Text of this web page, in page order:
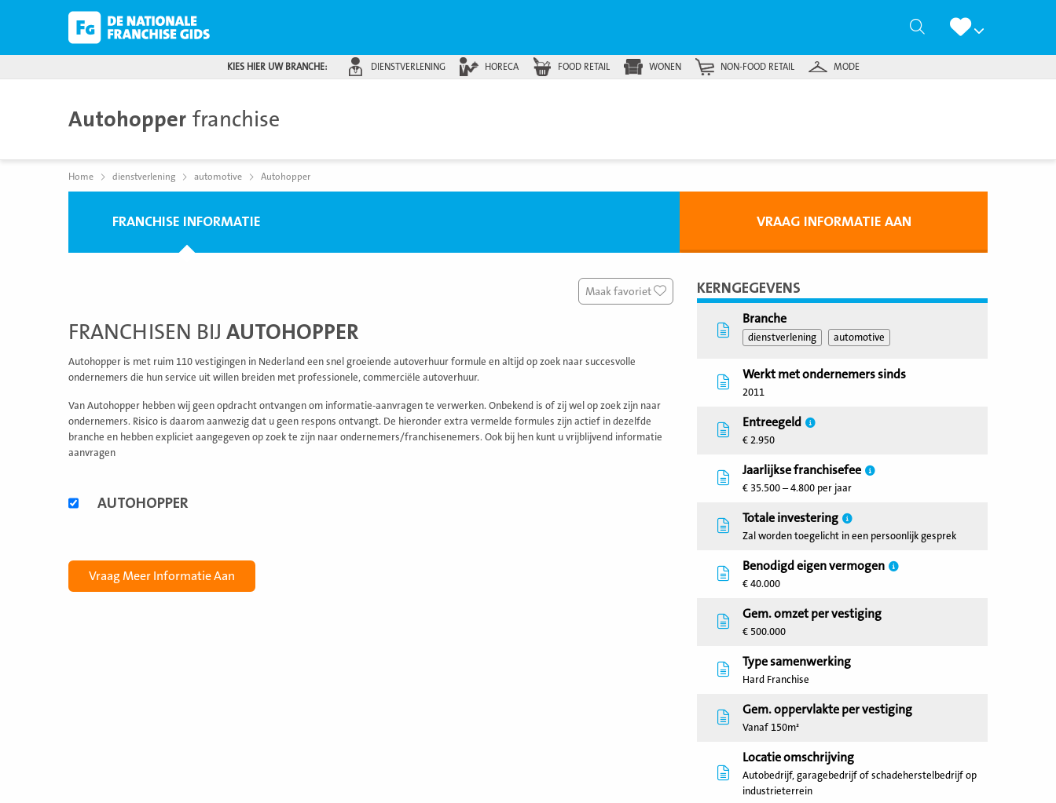
Zoeken
KIES HIER UW BRANCHE: DIENSTVERLENING HORECA FOOD RETAIL WONEN NON-FOOD RETAIL MODE
Autohopper franchise
Home dienstverlening automotive Autohopper
FRANCHISE INFORMATIE VRAAG INFORMATIE AAN
Maak favoriet
FRANCHISEN BIJ AUTOHOPPER
Autohopper is met ruim 110 vestigingen in Nederland een snel groeiende autoverhuur formule en altijd op zoek naar succesvolle
ondernemers die hun service uit willen breiden met professionele, commerciële autoverhuur.
Van Autohopper hebben wij geen opdracht ontvangen om informatie-aanvragen te verwerken. Onbekend is of zij wel op zoek zijn naar
ondernemers. Risico is daarom aanwezig dat u geen respons ontvangt. De hieronder extra vermelde formules zijn actief in dezelfde
branche en hebben expliciet aangegeven op zoek te zijn naar ondernemers/franchisenemers. Ook bij hen kunt u vrijblijvend informatie
aanvragen
formulesAUTOHOPPER
KERNGEGEVENS
Branche
dienstverlening automotive
Werkt met ondernemers sinds
2011
Entreegeld
€ 2.950
Jaarlijkse franchisefee
€ 35.500 – 4.800 per jaar
Totale investering
Zal worden toegelicht in een persoonlijk gesprek
Benodigd eigen vermogen
€ 40.000
Gem. omzet per vestiging
€ 500.000
Type samenwerking
Hard Franchise
Gem. oppervlakte per vestiging
Vanaf 150m²
Locatie omschrijving
Autobedrijf, garagebedrijf of schadeherstelbedrijf op
industrieterrein